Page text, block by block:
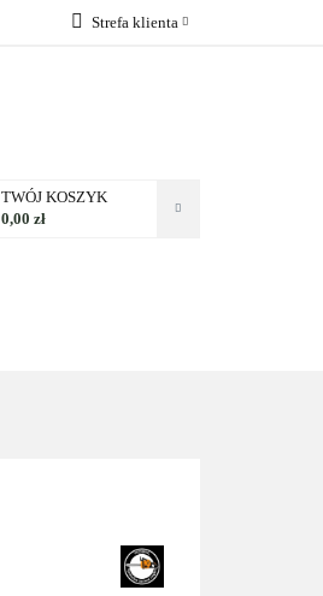
Strefa klienta
TWÓJ KOSZYK
0,00 zł